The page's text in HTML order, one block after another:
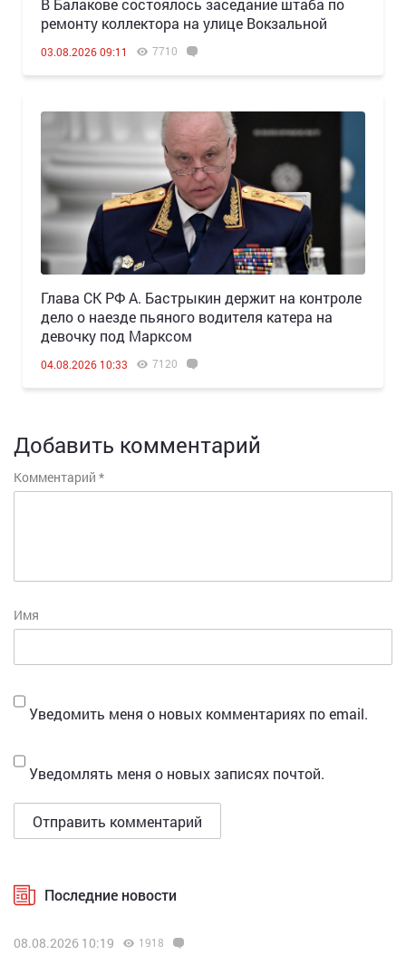
В Балакове состоялось заседание штаба по
ремонту коллектора на улице Вокзальной
03.08.2026 09:11 7710
Глава СК РФ А. Бастрыкин держит на контроле
дело о наезде пьяного водителя катера на
девочку под Марксом
04.08.2026 10:33 7120
Добавить комментарий
Комментарий *
Имя
Уведомить меня о новых комментариях по email.
Уведомлять меня о новых записях почтой.
Последние новости
08.08.2026 10:19 1918